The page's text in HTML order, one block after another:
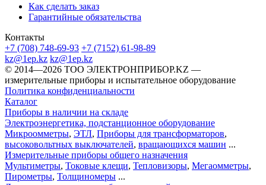
Как сделать заказ
Гарантийные обязательства
Контакты
+7 (708) 748-69-93 +7 (7152) 61-98-89
kz@1ep.kz kz@1ep.kz
©️ 2014—2026 ТОО ЭЛЕКТРОНПРИБОР.KZ —
измерительные приборы и испытательное оборудование
Политика конфиденциальности
Каталог
Приборы в наличии на складе
Электроэнергетика, подстанционное оборудование
Микроомметры, ЭТЛ, Приборы для трансформаторов,
высоковольтных выключателей, вращающихся машин ...
Измерительные приборы общего назначения
Мультиметры, Токовые клещи, Тепловизоры, Мегаомметры,
Пирометры, Толщиномеры ...